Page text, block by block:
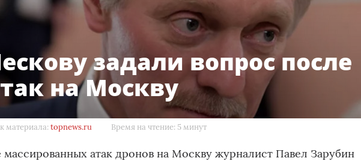
задали вопрос после
на Москву
материала:topnews.ru Время на чтение: 5 минут
атак дронов на Москву журналист Павел Зарубин